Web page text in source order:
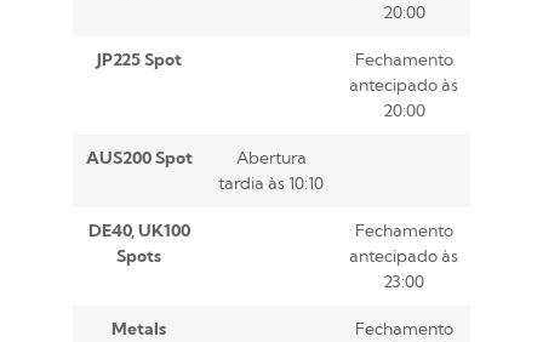
20:00
JP225 Spot
Fechamento
antecipado às
20:00
AUS200 Spot
Abertura
tardia às 10:10
DE40, UK100
Spots
Fechamento
antecipado às
23:00
Metals
Fechamento